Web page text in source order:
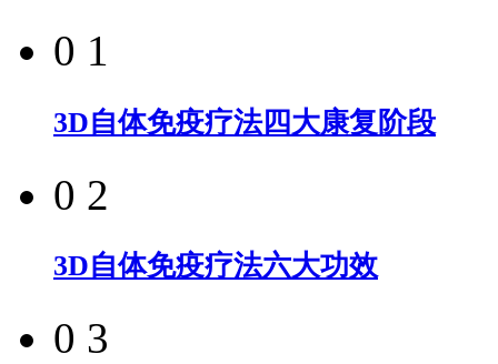
0 1
3D自体免疫疗法四大康复阶段
0 2
3D自体免疫疗法六大功效
0 3